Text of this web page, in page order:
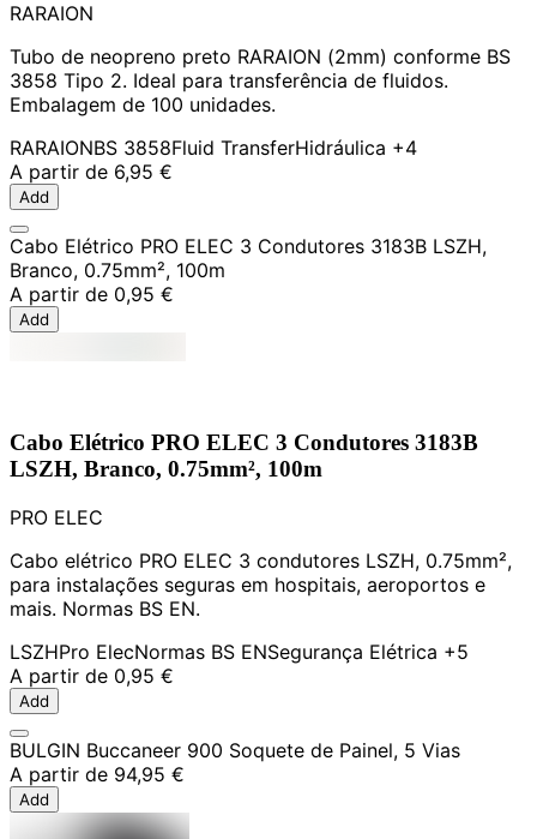
RARAION
Tubo de neopreno preto RARAION (2mm) conforme BS
3858 Tipo 2. Ideal para transferência de fluidos.
Embalagem de 100 unidades.
RARAIONBS 3858Fluid TransferHidráulica +4
A partir de 6,95 €
Add
Cabo Elétrico PRO ELEC 3 Condutores 3183B LSZH,
Branco, 0.75mm², 100m
A partir de 0,95 €
Add
Cabo Elétrico PRO ELEC 3 Condutores 3183B
LSZH, Branco, 0.75mm², 100m
PRO ELEC
Cabo elétrico PRO ELEC 3 condutores LSZH, 0.75mm²,
para instalações seguras em hospitais, aeroportos e
mais. Normas BS EN.
LSZHPro ElecNormas BS ENSegurança Elétrica +5
A partir de 0,95 €
Add
BULGIN Buccaneer 900 Soquete de Painel, 5 Vias
A partir de 94,95 €
Add